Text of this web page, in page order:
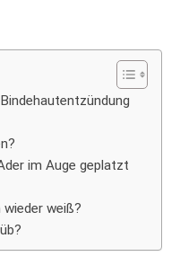
im Auge geplatzt
wieder weiß?